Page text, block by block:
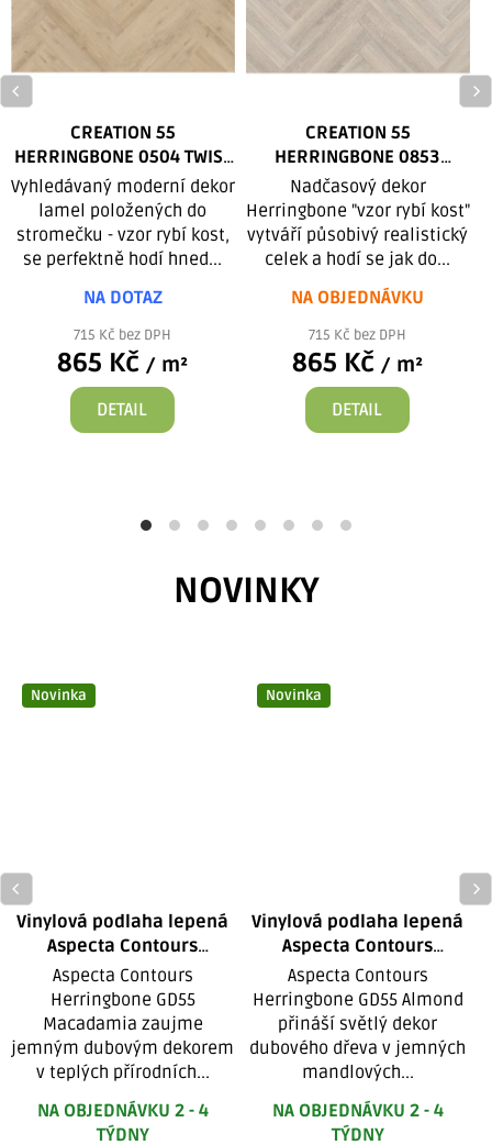
CREATION 55
HERRINGBONE 0504 TWIST
lepená
Vyhledávaný moderní dekor
lamel položených do
stromečku - vzor rybí kost,
se perfektně hodí hned...
NA DOTAZ
715 Kč bez DPH
865 Kč/ m²
DETAIL
CREATION 55
HERRINGBONE 0853
BOSTONIAN OAK BEIGE
lepená
Nadčasový dekor
Herringbone "vzor rybí kost"
vytváří působivý realistický
celek a hodí se jak do...
NA OBJEDNÁVKU
715 Kč bez DPH
865 Kč/ m²
DETAIL
NOVINKY
Novinka
Vinylová podlaha lepená
Aspecta Contours
Herringbone GD55
Macadamia
Aspecta Contours
Herringbone GD55
Macadamia zaujme
jemným dubovým dekorem
v teplých přírodních...
NA OBJEDNÁVKU 2 - 4
TÝDNY
Novinka
Vinylová podlaha lepená
Aspecta Contours
Herringbone GD55
Almond
Aspecta Contours
Herringbone GD55 Almond
přináší světlý dekor
dubového dřeva v jemných
mandlových...
NA OBJEDNÁVKU 2 - 4
TÝDNY